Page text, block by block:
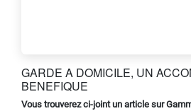
GARDE A DOMICILE, UN
BENEFIQUE
Vous trouverez ci-joint un article sur